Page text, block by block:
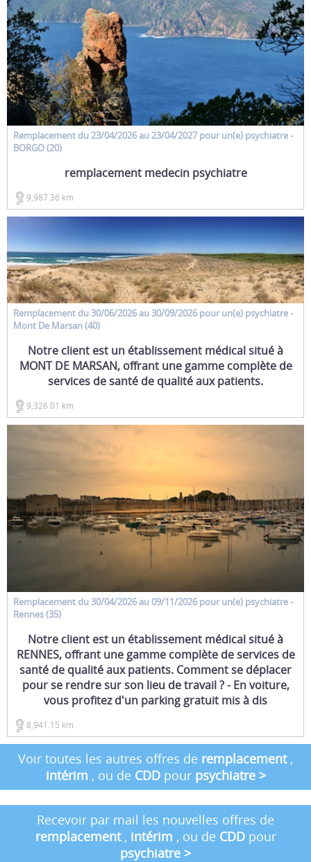
Remplacement du 23/04/2026 au 23/04/2027 pour un(e) psychiatre-
BORGO (20)
remplacement medecin psychiatre
9,987.36 km
Remplacement du 30/06/2026 au 30/09/2026 pour un(e) psychiatre-
Mont De Marsan (40)
Notre client est un établissement médical situé à
MONT DE MARSAN, offrant une gamme complète de
services de santé de qualité aux patients.
9,326.01 km
Remplacement du 30/04/2026 au 09/11/2026 pour un(e) psychiatre-
Rennes (35)
Notre client est un établissement médical situé à
RENNES, offrant une gamme complète de services de
santé de qualité aux patients. Comment se déplacer
pour se rendre sur son lieu de travail ? - En voiture,
vous profitez d'un parking gratuit mis à dis
8,941.15 km
Voir toutes les autres offres de remplacement ,
intérim , ou de CDDpour psychiatre >
Recevoir par mail les nouvelles offres de
remplacement , intérim , ou de CDDpour
psychiatre >